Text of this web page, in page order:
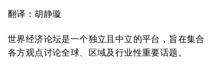
翻译：胡静璇
世界经济论坛是一个独立且中立的平台，旨在集合
各方观点讨论全球、区域及行业性重要话题。